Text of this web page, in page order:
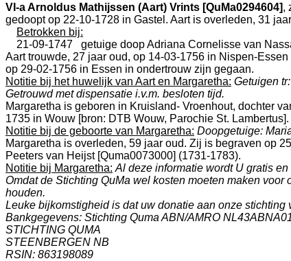
VI-aArnoldus Mathijssen (Aart) Vrints [QuMa0294604],
gedoopt op 22-10-1728 in Gastel . Aart is overleden, 31
Betrokken bij:
21-09-1747
getuige doopAdriana Cornelisse van
Aart trouwde, 27 jaar oud, op 14-03-1756 in Nispen-Essen
op 29-02-1756 in Essen in ondertrouw zijn gegaan.
Notitie bij het huwelijk van Aart en Margaretha: Getuigen
Getrouwd met dispensatie i.v.m. besloten tijd.
Margaretha is geboren in Kruisland- Vroenhout, dochter
1735 in Wouw [bron: DTB Wouw, Parochie St. Lambertus
Notitie bij de geboorte van Margaretha: Doopgetuige:
Margaretha is overleden, 59 jaar oud. Zij is begraven op
Peeters van Heijst [Quma0073000] (1731-1783).
Notitie bij Margaretha: Al deze informatie wordt U gratis
Omdat de Stichting QuMa wel kosten moeten maken
houden.
Leuke bijkomstigheid is dat uw donatie aan onze stichting
Bankgegevens: Stichting Quma ABN/AMRO
STICHTING QUMA
STEENBERGEN NB
RSIN: 863198089